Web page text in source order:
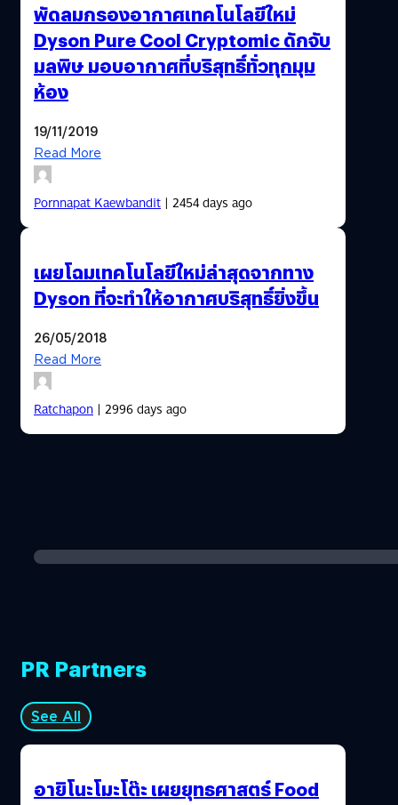
พัดลมกรองอากาศเทคโนโลยีใหม่
Dyson Pure Cool Cryptomic ดักจับ
มลพิษ มอบอากาศที่บริสุทธิ์ทั่วทุกมุม
ห้อง
19/11/2019
Read More
Pornnapat Kaewbandit| 2454 days ago
เผยโฉมเทคโนโลยีใหม่ล่าสุดจากทาง
Dyson ที่จะทำให้อากาศบริสุทธิ์ยิ่งขึ้น
26/05/2018
Read More
Ratchapon| 2996 days ago
PR Partners
See All
อายิโนะโมะโต๊ะ เผยยุทธศาสตร์ Food